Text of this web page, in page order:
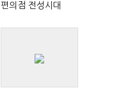
편의점 전성시대